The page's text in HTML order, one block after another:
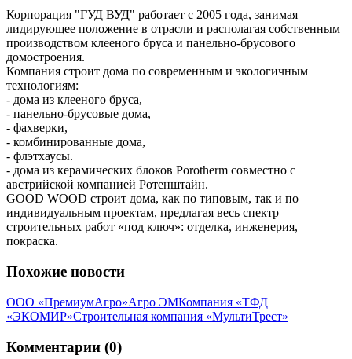
Корпорация "ГУД ВУД" работает с 2005 года, занимая
лидирующее положение в отрасли и располагая собственным
производством клееного бруса и панельно-брусового
домостроения.
Компания строит дома по современным и экологичным
технологиям:
- дома из клееного бруса,
- панельно-брусовые дома,
- фахверки,
- комбинированные дома,
- флэтхаусы.
- дома из керамических блоков Porotherm совместно с
австрийской компанией Ротенштайн.
GOOD WOOD строит дома, как по типовым, так и по
индивидуальным проектам, предлагая весь спектр
строительных работ «под ключ»: отделка, инженерия,
покраска.
Похожие новости
ООО «ПремиумАгро»Агро ЭМКомпания «ТФД
«ЭКОМИР»Строительная компания «МультиТрест»
Комментарии (0)